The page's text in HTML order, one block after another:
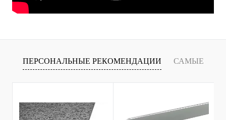
ПЕРСОНАЛЬНЫЕ РЕКОМЕНДАЦИИ САМЫЕ
ПРОДАВАЕМЫЕ ТОВАРЫ